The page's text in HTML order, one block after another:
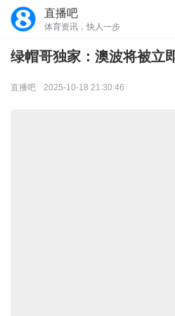
直播吧
体育资讯，快人一步
绿帽哥独家：澳波将被立
直播吧 2025-10-18 21:30:46